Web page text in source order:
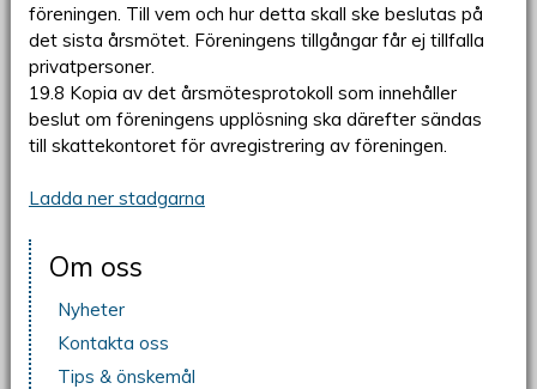
föreningen. Till vem och hur detta skall ske beslutas på
det sista årsmötet. Föreningens tillgångar får ej tillfalla
privatpersoner.
19.8 Kopia av det årsmötesprotokoll som innehåller
beslut om föreningens upplösning ska därefter sändas
till skattekontoret för avregistrering av föreningen.
Ladda ner stadgarna
Om oss
Nyheter
Kontakta oss
Tips & önskemål